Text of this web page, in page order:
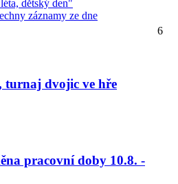
dětský den"
záznamy ze dne
6
turnaj dvojic ve hře
pracovní doby 10.8. -